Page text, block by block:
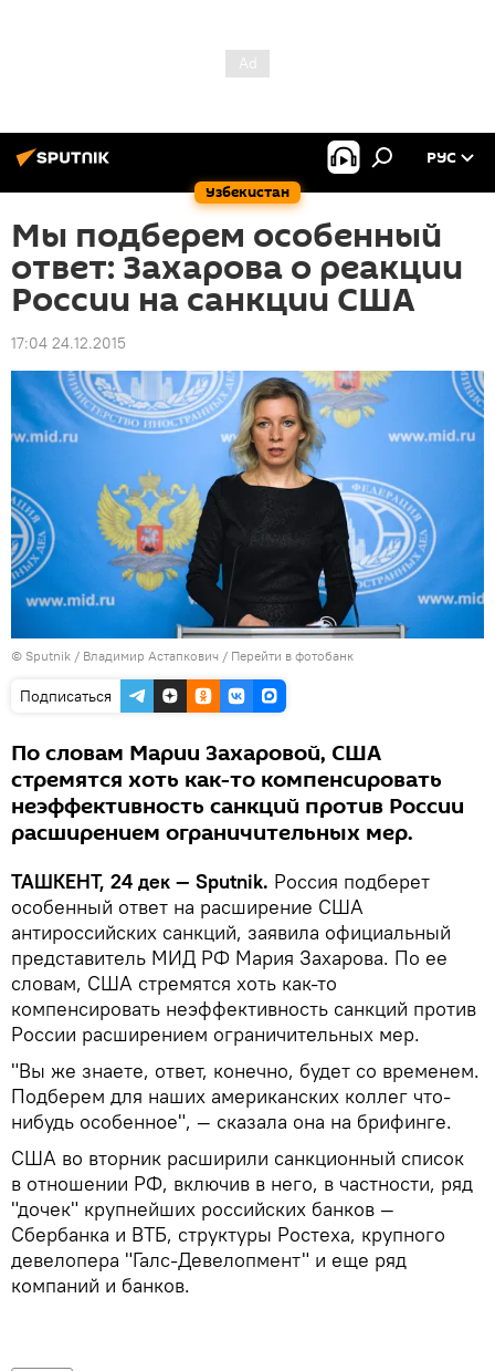
Узбекистан
РУС
Мы подберем особенный
ответ: Захарова о реакции
России на санкции США
17:04 24.12.2015
© Sputnik / Владимир Астапкович / Перейти в фотобанк
Подписаться
По словам Марии Захаровой, США
стремятся хоть как-то компенсировать
неэффективность санкций против России
расширением ограничительных мер.
ТАШКЕНТ, 24 дек — Sputnik. Россия подберет
особенный ответ на расширение США
антироссийских санкций, заявила официальный
представитель МИД РФ Мария Захарова. По ее
словам, США стремятся хоть как-то
компенсировать неэффективность санкций против
России расширением ограничительных мер.
"Вы же знаете, ответ, конечно, будет со временем.
Подберем для наших американских коллег что-
нибудь особенное", — сказала она на брифинге.
США во вторник расширили санкционный список
в отношении РФ, включив в него, в частности, ряд
"дочек" крупнейших российских банков —
Сбербанка и ВТБ, структуры Ростеха, крупного
девелопера "Галс-Девелопмент" и еще ряд
компаний и банков.